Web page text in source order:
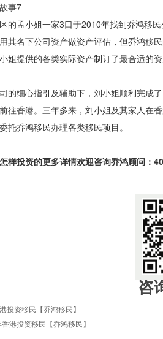
事7
的孟小姐一家3口于2010年找到乔鸿移民
其名下公司资产做资产评估，但乔鸿移
姐提供的各类实际资产制订了最合适的资
的细心指引及辅助下，刘小姐顺利完成
往香港。三年多来，刘小姐及其家人在
托乔鸿移民办理各类移民项目。
样投资的更多详情欢迎咨询乔鸿顾问：
咨
投资移民【乔鸿移民】
港投资移民【乔鸿移民】